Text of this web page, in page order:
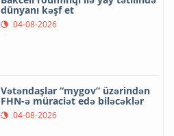
dünyanı kəşf et
04-08-2026
Vətəndaşlar “mygov” üzərindən
FHN-ə müraciət edə biləcəklər
04-08-2026